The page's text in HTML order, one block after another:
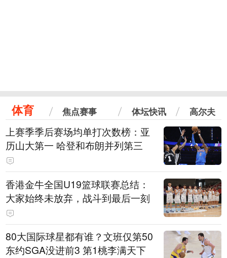
体育 焦点赛事 体坛快讯 高尔夫
上赛季季后赛场均单打次数榜：亚
历山大第一 哈登和布朗并列第三
香港金牛全国U19篮球联赛总结：
大家始终未放弃，战斗到最后一刻
80大国际球星都有谁？文班仅第50
东约SGA没进前3 第1桃李满天下